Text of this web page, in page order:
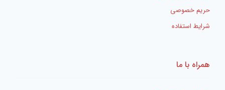
حریم خصوصی
شرایط استفاده
همراه با ما